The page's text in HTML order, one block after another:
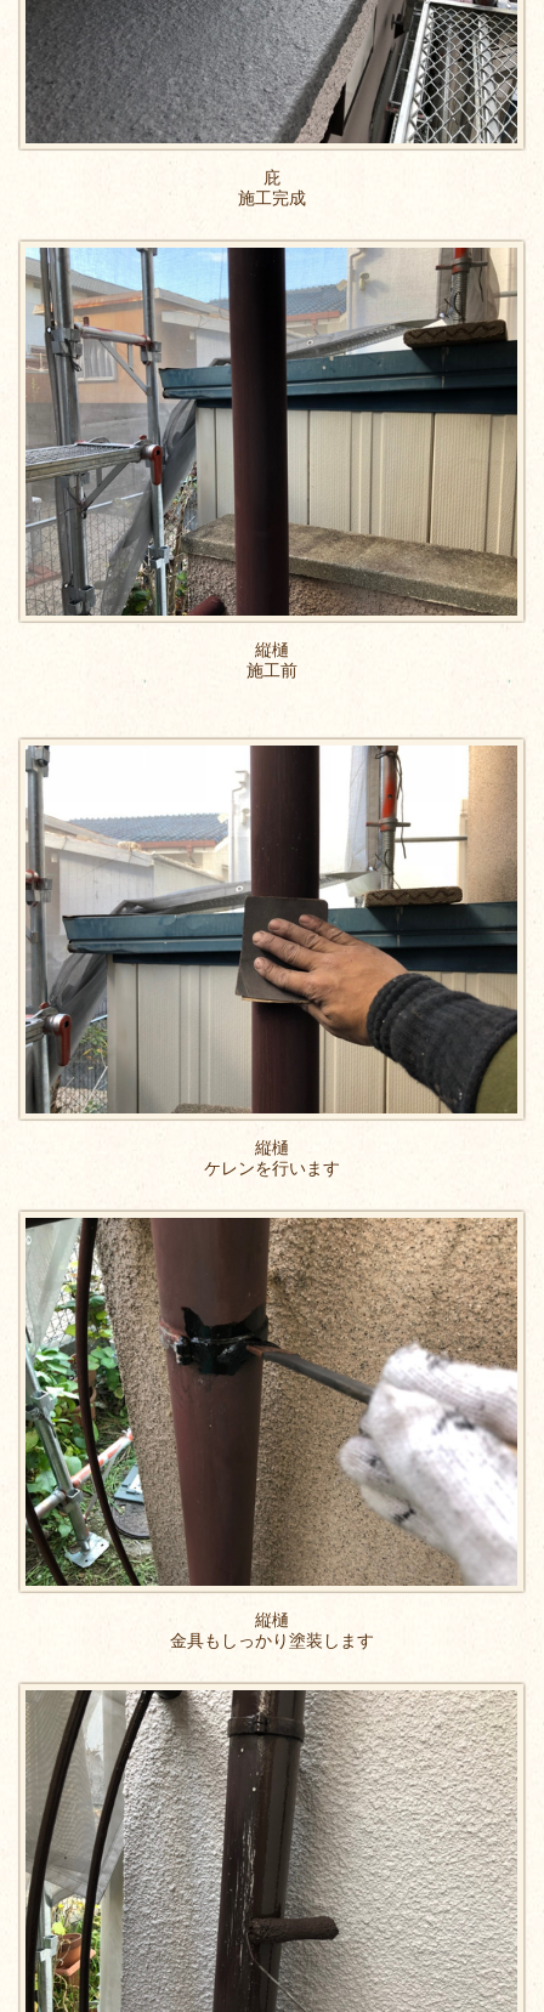
庇
施工完成
縦樋
施工前
縦樋
ケレンを行います
縦樋
金具もしっかり塗装します